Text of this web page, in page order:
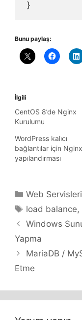
}
Bunu paylaş:
İlgili
CentOS 8’de Nginx
Kurulumu
WordPress kalıcı
bağlantılar için Nginx
yapılandırması
Kategoriler
Web Servisleri
Etiketler
load balance,
Windows
Yapma
MariaDB /
Etme